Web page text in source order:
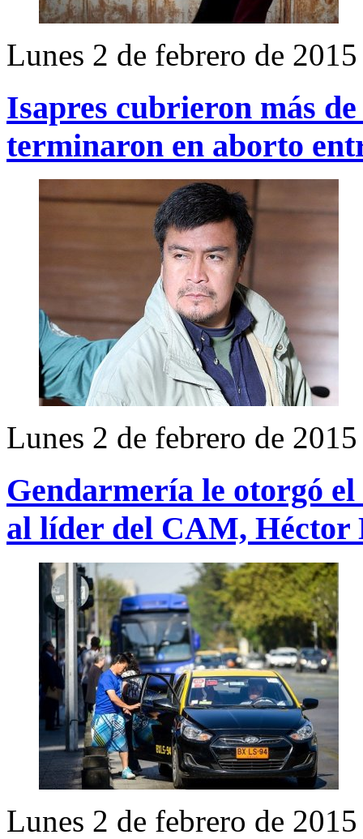
Lunes 2 de febrero de 2015
Isapres cubrieron más
terminaron en aborto
Lunes 2 de febrero de 2015
Gendarmería le otorgó
al líder del CAM,
Lunes 2 de febrero de 2015